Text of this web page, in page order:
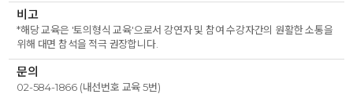
비고
*해당 교육은 '토의형식 교육'으로서 강연자 및 참여 수강자간의 원활한 소통을
위해 대면 참석을 적극 권장합니다.
문의
02-584-1866 (내선번호 교육 5번)